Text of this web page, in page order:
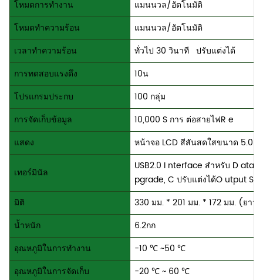
โหมดการทำงาน
แมนนวล/อัตโนมัติ
โหมดทำความร้อน
แมนนวล/อัตโนมัติ
เวลาทำความร้อน
ทั่วไป 30 วินาที ปรับแต่งได้
การทดสอบแรงดึง
10น
โปรแกรมประกบ
100 กลุ่ม
การจัดเก็บข้อมูล
10,000 S การ ต่อสายไฟR e
แสดง
หน้าจอ LCD สีสันสดใสขนาด 5.0
เทอร์มินัล
USB2.0 I nterface สำหรับ Data
pgrade, C ปรับแต่งได้O utputS
มิติ
330 มม. * 201 มม. * 172 มม. (ยาว
น้ำหนัก
6.2กก
อุณหภูมิในการทำงาน
-10 ℃~50 ℃
อุณหภูมิในการจัดเก็บ
-20 ℃~ 60 ℃